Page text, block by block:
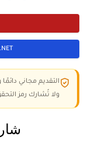
التقديم مجاني
ولا تُشارك رمز